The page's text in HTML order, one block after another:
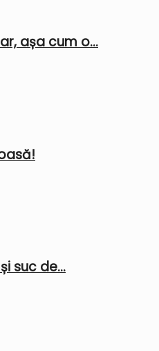
așa cum o...
suc de...